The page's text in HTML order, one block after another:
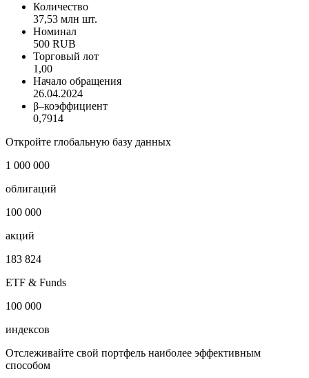
Количество
37,53 млн шт.
Номинал
500 RUB
Торговый лот
1,00
Начало обращения
26.04.2024
β–коэффициент
0,7914
Откройте глобальную базу данных
1 000 000
облигаций
100 000
акций
183 824
ETF & Funds
100 000
индексов
Отслеживайте свой портфель наиболее эффективным
способом